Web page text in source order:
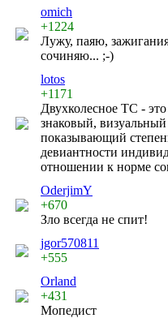
omich
+1224
Лужу, паяю,
сочиняю... ;-)
lotos
+1171
Двухколесное ТС - это
знаковый, визуальный
показывающий
девиантности
отношении к норме
OderjimY
+670
Зло всегда не спит!
jgor570811
+555
Orland
+431
Мопедист